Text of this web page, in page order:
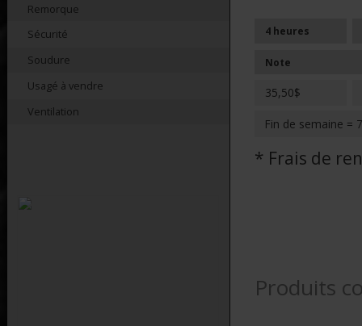
Remorque
Sécurité
Soudure
Usagé à vendre
Ventilation
4 heures
Note
35,50$
Fin de semaine =
* Frais de
Produits